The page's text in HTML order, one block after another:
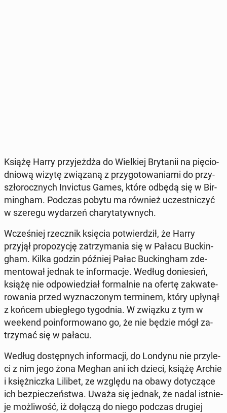
Książę Harry przy­jeż­dża do Wiel­kiej Bry­ta­nii na pię­cio­
dnio­wą wizytę zwią­za­ną z przy­go­to­wa­nia­mi do przy­
szło­rocz­nych In­vic­tus Games, które odbędą się w Bir­
ming­ham. Podczas pobytu ma również uczest­ni­czyć
w szeregu wy­da­rzeń cha­ry­ta­tyw­nych.
Wcze­śniej rzecz­nik księcia po­twier­dził, że Harry
przyjął pro­po­zy­cję za­trzy­ma­nia się w Pałacu Buc­kin­
gham. Kilka godzin później Pałac Buc­kin­gham zde­
men­to­wał jednak te in­for­ma­cje. Według do­nie­sień,
książę nie od­po­wie­dział for­mal­nie na ofertę za­kwa­te­
ro­wa­nia przed wy­zna­czo­nym ter­mi­nem, który upłynął
z końcem ubie­głe­go ty­go­dnia. W związku z tym w
weekend po­in­for­mo­wa­no go, że nie będzie mógł za­
trzy­mać się w pałacu.
Według do­stęp­nych in­for­ma­cji, do Londynu nie przy­le­
ci z nim jego żona Meghan ani ich dzieci, książę Archie
i księż­nicz­ka Lilibet, ze względu na obawy do­ty­czą­ce
ich bez­pie­czeń­stwa. Uważa się jednak, że nadal ist­nie­
je moż­li­wość, iż dołączą do niego podczas drugiej